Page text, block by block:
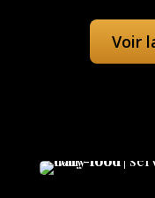
Voir